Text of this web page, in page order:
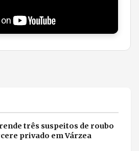
três suspeitos de roubo
privado em Várzea